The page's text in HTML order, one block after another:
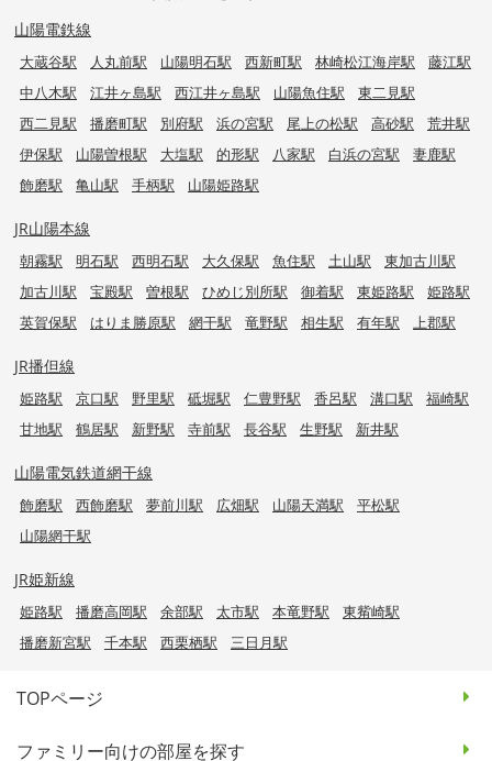
山陽電鉄線
大蔵谷駅 人丸前駅 山陽明石駅 西新町駅 林崎松江海岸駅
藤江駅
中八木駅
江井ヶ島駅 西江井ヶ島駅 山陽魚住駅
東二見駅
西二見駅
播磨町駅 別府駅 浜の宮駅 尾上の松駅 高砂駅
荒井駅
伊保駅
山陽曽根駅 大塩駅 的形駅 八家駅 白浜の宮駅
妻鹿駅
飾磨駅
亀山駅 手柄駅 山陽姫路駅
JR山陽本線
朝霧駅 明石駅 西明石駅 大久保駅 魚住駅 土山駅
東加古川駅
加古川駅
宝殿駅 曽根駅 ひめじ別所駅 御着駅 東姫路駅
姫路駅
英賀保駅
はりま勝原駅 網干駅 竜野駅 相生駅 有年駅 上郡駅
JR播但線
姫路駅 京口駅 野里駅 砥堀駅 仁豊野駅 香呂駅 溝口駅
福崎駅
甘地駅
鶴居駅 新野駅 寺前駅 長谷駅 生野駅 新井駅
山陽電気鉄道網干線
飾磨駅 西飾磨駅 夢前川駅 広畑駅 山陽天満駅
平松駅
山陽網干駅
JR姫新線
姫路駅 播磨高岡駅 余部駅 太市駅 本竜野駅
東觜崎駅
播磨新宮駅
千本駅 西栗栖駅 三日月駅
TOPページ
ファミリー向けの部屋を探す